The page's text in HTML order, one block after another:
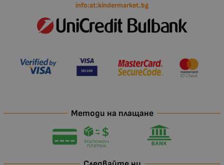
info:at:kindermarket.bg
Методи на плащане